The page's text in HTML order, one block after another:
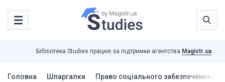
Бібліотека Studies працює за підтримки агентства Magistr.ua
Головна Шпаргалки Право соціального забезпечення